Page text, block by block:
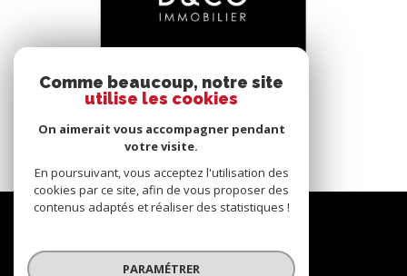
Bâgé-le-Châtel (01380)
Nous
Comme beaucoup, notre site
utilise les cookies
On aimerait vous accompagner pendant
votre visite.
En poursuivant, vous acceptez l'utilisation des
cookies par ce site, afin de vous proposer des
contenus adaptés et réaliser des statistiques !
PARAMÉTRER